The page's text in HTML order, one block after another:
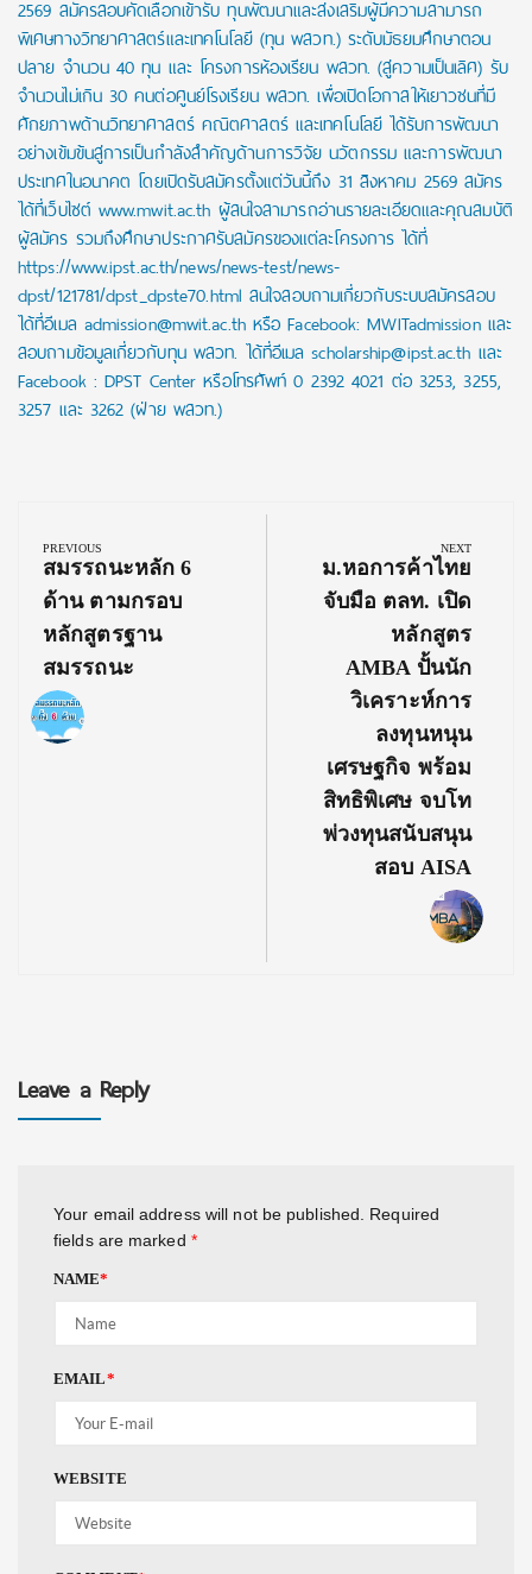
2569 สมัครสอบคัดเลือกเข้ารับ ทุนพัฒนาและส่งเสริมผู้มีความสามารถ
พิเศษทางวิทยาศาสตร์และเทคโนโลยี (ทุน พสวท.) ระดับมัธยมศึกษาตอน
ปลาย จำนวน 40 ทุน และ โครงการห้องเรียน พสวท. (สู่ความเป็นเลิศ) รับ
จำนวนไม่เกิน 30 คนต่อศูนย์โรงเรียน พสวท. เพื่อเปิดโอกาสให้เยาวชนที่มี
ศักยภาพด้านวิทยาศาสตร์ คณิตศาสตร์ และเทคโนโลยี ได้รับการพัฒนา
อย่างเข้มข้นสู่การเป็นกำลังสำคัญด้านการวิจัย นวัตกรรม และการพัฒนา
ประเทศในอนาคต โดยเปิดรับสมัครตั้งแต่วันนี้ถึง 31 สิงหาคม 2569 สมัคร
ได้ที่เว็บไซต์ www.mwit.ac.th ผู้สนใจสามารถอ่านรายละเอียดและคุณสมบัติ
ผู้สมัคร รวมถึงศึกษาประกาศรับสมัครของแต่ละโครงการ ได้ที่
https://www.ipst.ac.th/news/news-test/news-
dpst/121781/dpst_dpste70.html สนใจสอบถามเกี่ยวกับระบบสมัครสอบ
ได้ที่อีเมล admission@mwit.ac.th หรือ Facebook: MWITadmission และ
สอบถามข้อมูลเกี่ยวกับทุน พสวท. ได้ที่อีเมล scholarship@ipst.ac.th และ
Facebook : DPST Center หรือโทรศัพท์ 0 2392 4021 ต่อ 3253, 3255,
3257 และ 3262 (ฝ่าย พสวท.)
navigation
PREVIOUS
Previous
Post:
สมรรถนะหลัก 6
ด้าน ตามกรอบ
หลักสูตรฐาน
สมรรถนะ
NEXT
Next
Post:
ม.หอการค้าไทย
จับมือ ตลท. เปิด
หลักสูตร
AMBA ปั้นนัก
วิเคราะห์การ
ลงทุนหนุน
เศรษฐกิจ พร้อม
สิทธิพิเศษ จบโท
พ่วงทุนสนับสนุน
สอบ AISA
Leave a Reply
Your email address will not be published.
Required
fields are marked *
NAME*
EMAIL*
WEBSITE